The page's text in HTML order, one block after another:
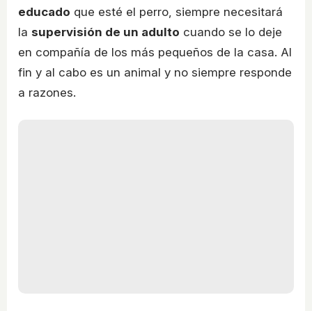
educado que esté el perro, siempre necesitará
la supervisión de un adulto cuando se lo deje
en compañía de los más pequeños de la casa. Al
fin y al cabo es un animal y no siempre responde
a razones.